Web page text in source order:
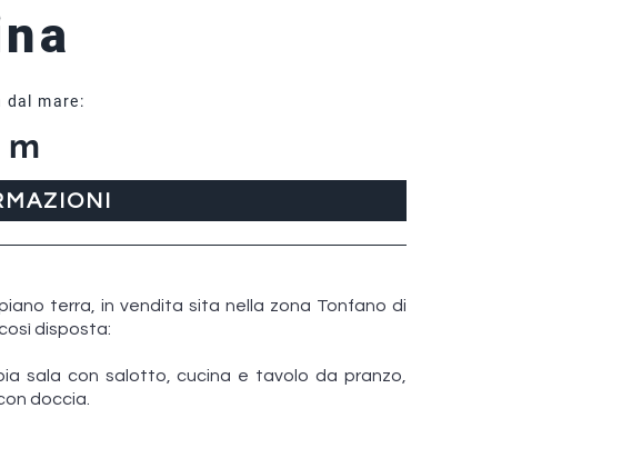
dal mare:
terra, in vendita sita nella zona Tonfano di
disposta:
sala con salotto, cucina e tavolo da pranzo,
doccia.